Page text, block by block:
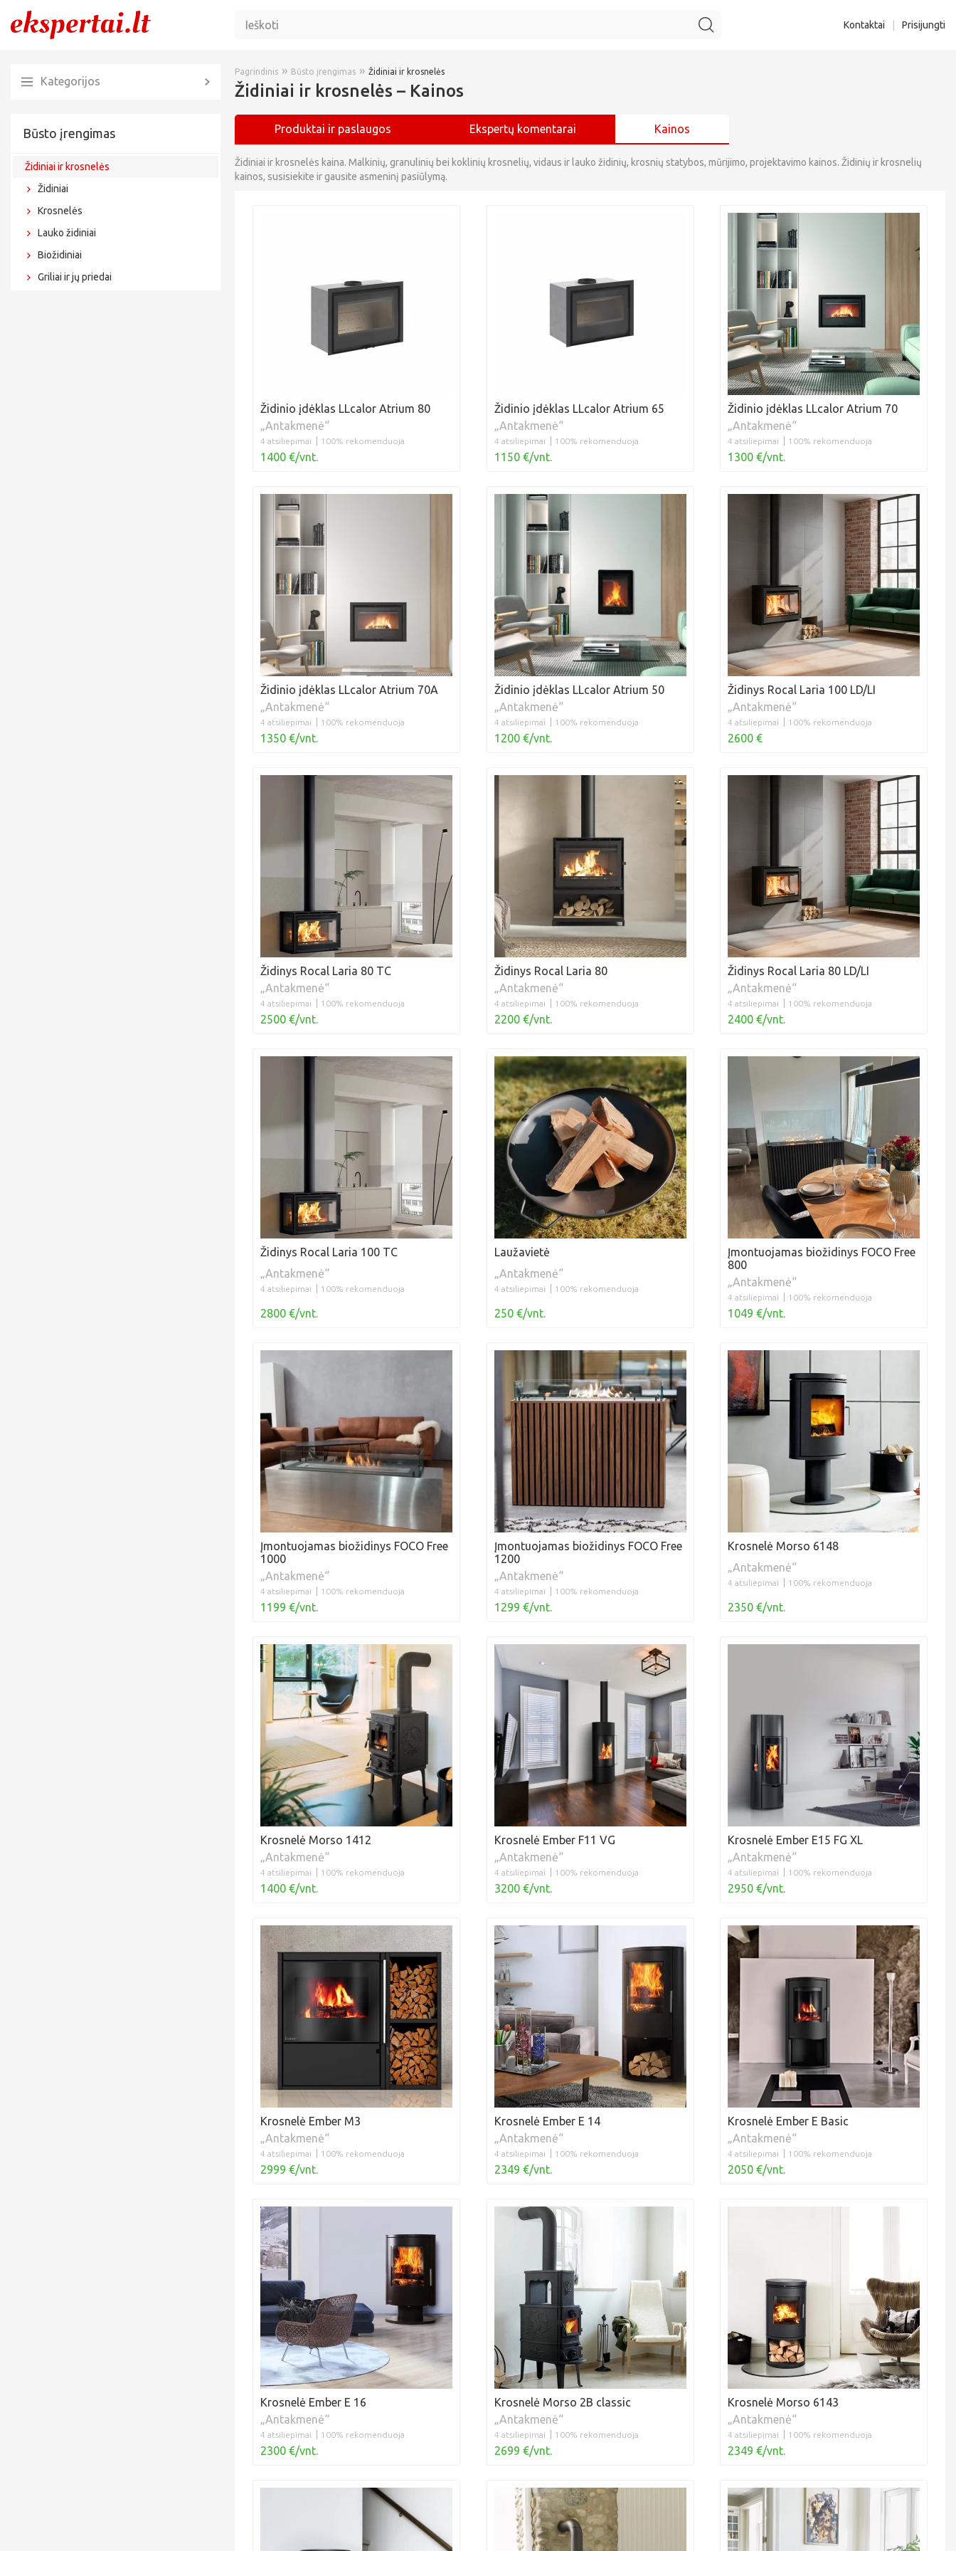
Kontaktai Prisijungti
Kategorijos
Būsto įrengimas
Židiniai ir krosnelės
Židiniai
Krosnelės
Lauko židiniai
Biožidiniai
Griliai ir jų priedai
Pagrindinis » Būsto įrengimas » Židiniai ir krosnelės
Židiniai ir krosnelės – Kainos
Produktai ir paslaugos Ekspertų komentarai Kainos
Židiniai ir krosnelės kaina. Malkinių, granulinių bei koklinių krosnelių, vidaus ir lauko židinių, krosnių statybos, mūrijimo, projektavimo kainos. Židinių ir krosnelių
kainos, susisiekite ir gausite asmeninį pasiūlymą.
Židinio įdėklas LLcalor Atrium 80
„Antakmenė“
4 atsiliepimai 100% rekomenduoja
1400 €/vnt.
Židinio įdėklas LLcalor Atrium 65
„Antakmenė“
4 atsiliepimai 100% rekomenduoja
1150 €/vnt.
Židinio įdėklas LLcalor Atrium 70
„Antakmenė“
4 atsiliepimai 100% rekomenduoja
1300 €/vnt.
Židinio įdėklas LLcalor Atrium 70A
„Antakmenė“
4 atsiliepimai 100% rekomenduoja
1350 €/vnt.
Židinio įdėklas LLcalor Atrium 50
„Antakmenė“
4 atsiliepimai 100% rekomenduoja
1200 €/vnt.
Židinys Rocal Laria 100 LD/LI
„Antakmenė“
4 atsiliepimai 100% rekomenduoja
2600 €
Židinys Rocal Laria 80 TC
„Antakmenė“
4 atsiliepimai 100% rekomenduoja
2500 €/vnt.
Židinys Rocal Laria 80
„Antakmenė“
4 atsiliepimai 100% rekomenduoja
2200 €/vnt.
Židinys Rocal Laria 80 LD/LI
„Antakmenė“
4 atsiliepimai 100% rekomenduoja
2400 €/vnt.
Židinys Rocal Laria 100 TC
„Antakmenė“
4 atsiliepimai 100% rekomenduoja
2800 €/vnt.
Laužavietė
„Antakmenė“
4 atsiliepimai 100% rekomenduoja
250 €/vnt.
Įmontuojamas biožidinys FOCO Free
800
„Antakmenė“
4 atsiliepimai 100% rekomenduoja
1049 €/vnt.
Įmontuojamas biožidinys FOCO Free
1000
„Antakmenė“
4 atsiliepimai 100% rekomenduoja
1199 €/vnt.
Įmontuojamas biožidinys FOCO Free
1200
„Antakmenė“
4 atsiliepimai 100% rekomenduoja
1299 €/vnt.
Krosnelė Morso 6148
„Antakmenė“
4 atsiliepimai 100% rekomenduoja
2350 €/vnt.
Krosnelė Morso 1412
„Antakmenė“
4 atsiliepimai 100% rekomenduoja
1400 €/vnt.
Krosnelė Ember F11 VG
„Antakmenė“
4 atsiliepimai 100% rekomenduoja
3200 €/vnt.
Krosnelė Ember E15 FG XL
„Antakmenė“
4 atsiliepimai 100% rekomenduoja
2950 €/vnt.
Krosnelė Ember M3
„Antakmenė“
4 atsiliepimai 100% rekomenduoja
2999 €/vnt.
Krosnelė Ember E 14
„Antakmenė“
4 atsiliepimai 100% rekomenduoja
2349 €/vnt.
Krosnelė Ember E Basic
„Antakmenė“
4 atsiliepimai 100% rekomenduoja
2050 €/vnt.
Krosnelė Ember E 16
„Antakmenė“
4 atsiliepimai 100% rekomenduoja
2300 €/vnt.
Krosnelė Morso 2B classic
„Antakmenė“
4 atsiliepimai 100% rekomenduoja
2699 €/vnt.
Krosnelė Morso 6143
„Antakmenė“
4 atsiliepimai 100% rekomenduoja
2349 €/vnt.